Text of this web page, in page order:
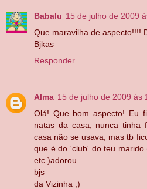
Babalu 15 de julho de 2009
Que maravilha de aspecto!!!!
Bjkas
Responder
Alma 15 de julho de 2009 às
Olá! Que bom aspecto! Eu
natas da casa, nunca tinha
casa não se usava, mas tb
que é do 'club' do teu marido
etc )adorou
bjs
da Vizinha ;)